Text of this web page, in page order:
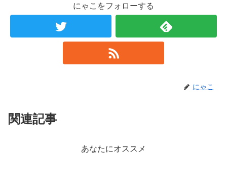
にゃこをフォローする
にゃこ
関連記事
あなたにオススメ